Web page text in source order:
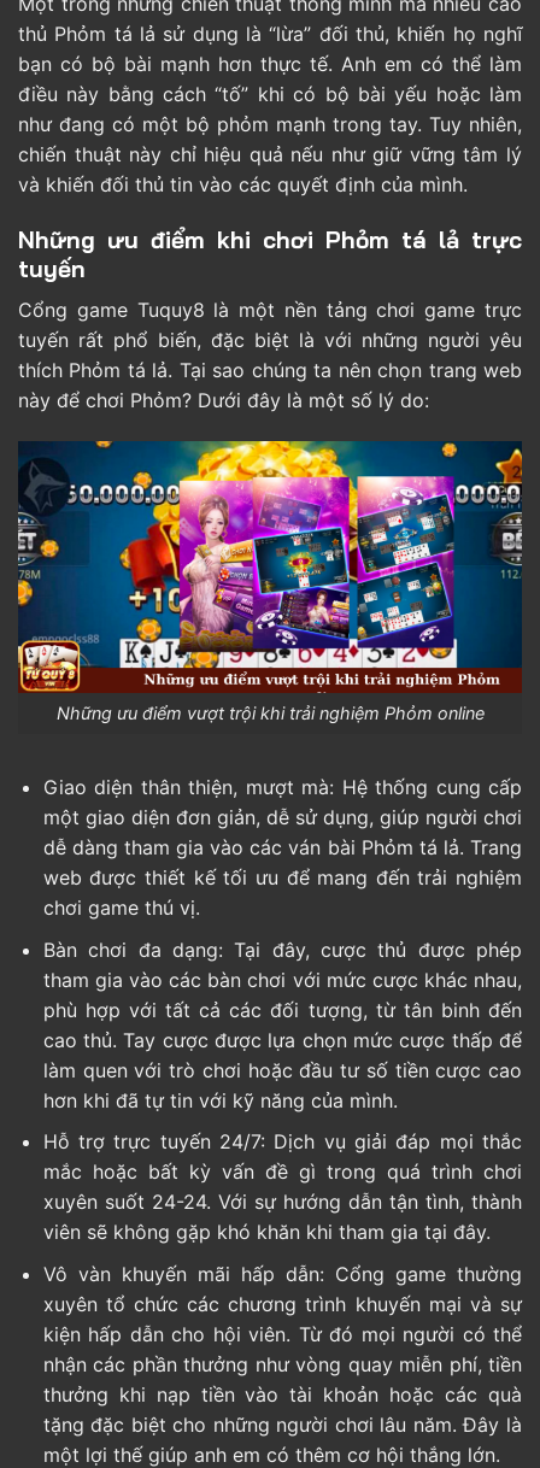
thủ Phỏm tá lả sử dụng là “lừa” đối thủ, khiến họ nghĩ
bạn có bộ bài mạnh hơn thực tế. Anh em có thể làm
điều này bằng cách “tố” khi có bộ bài yếu hoặc làm
như đang có một bộ phỏm mạnh trong tay. Tuy nhiên,
chiến thuật này chỉ hiệu quả nếu như giữ vững tâm lý
và khiến đối thủ tin vào các quyết định của mình.
Những ưu điểm khi chơi Phỏm tá lả trực
tuyến
Cổng game Tuquy8 là một nền tảng chơi game trực
tuyến rất phổ biến, đặc biệt là với những người yêu
thích Phỏm tá lả. Tại sao chúng ta nên chọn trang web
này để chơi Phỏm? Dưới đây là một số lý do:
Những ưu điểm vượt trội khi trải nghiệm Phỏm online
Giao diện thân thiện, mượt mà: Hệ thống cung cấp
một giao diện đơn giản, dễ sử dụng, giúp người chơi
dễ dàng tham gia vào các ván bài Phỏm tá lả. Trang
web được thiết kế tối ưu để mang đến trải nghiệm
chơi game thú vị.
Bàn chơi đa dạng: Tại đây, cược thủ được phép
tham gia vào các bàn chơi với mức cược khác nhau,
phù hợp với tất cả các đối tượng, từ tân binh đến
cao thủ. Tay cược được lựa chọn mức cược thấp để
làm quen với trò chơi hoặc đầu tư số tiền cược cao
hơn khi đã tự tin với kỹ năng của mình.
Hỗ trợ trực tuyến 24/7: Dịch vụ giải đáp mọi thắc
mắc hoặc bất kỳ vấn đề gì trong quá trình chơi
xuyên suốt 24-24. Với sự hướng dẫn tận tình, thành
viên sẽ không gặp khó khăn khi tham gia tại đây.
Vô vàn khuyến mãi hấp dẫn: Cổng game thường
xuyên tổ chức các chương trình khuyến mại và sự
kiện hấp dẫn cho hội viên. Từ đó mọi người có thể
nhận các phần thưởng như vòng quay miễn phí, tiền
thưởng khi nạp tiền vào tài khoản hoặc các quà
tặng đặc biệt cho những người chơi lâu năm. Đây là
một lợi thế giúp anh em có thêm cơ hội thắng lớn.